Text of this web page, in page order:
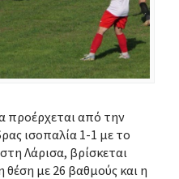
προέρχεται από την
ισοπαλία 1-1 με το
Λάρισα, βρίσκεται
θέση με 26 βαθμούς και η